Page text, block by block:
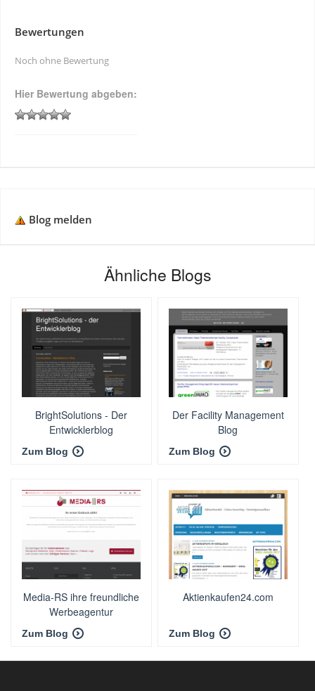
Bewertungen
Noch ohne Bewertung
Hier Bewertung abgeben:
Blog melden
Ähnliche Blogs
BrightSolutions - Der
Entwicklerblog
Zum Blog
Der Facility Management
Blog
Zum Blog
Media-RS ihre freundliche
Werbeagentur
Zum Blog
Aktienkaufen24.com
Zum Blog